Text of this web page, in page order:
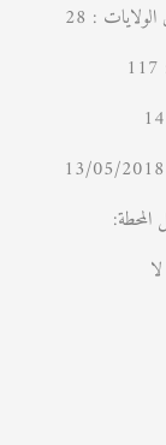
: 28